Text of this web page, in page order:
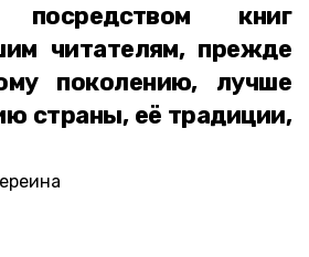
посредством книг
читателям, прежде
поколению, лучше
страны, её традиции,